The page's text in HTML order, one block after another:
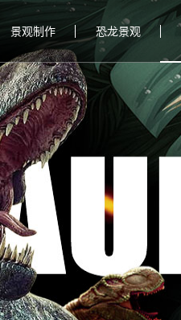
景观制作 恐龙景观